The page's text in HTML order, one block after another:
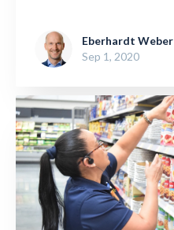
Eberhardt Weber
Sep 1, 2020